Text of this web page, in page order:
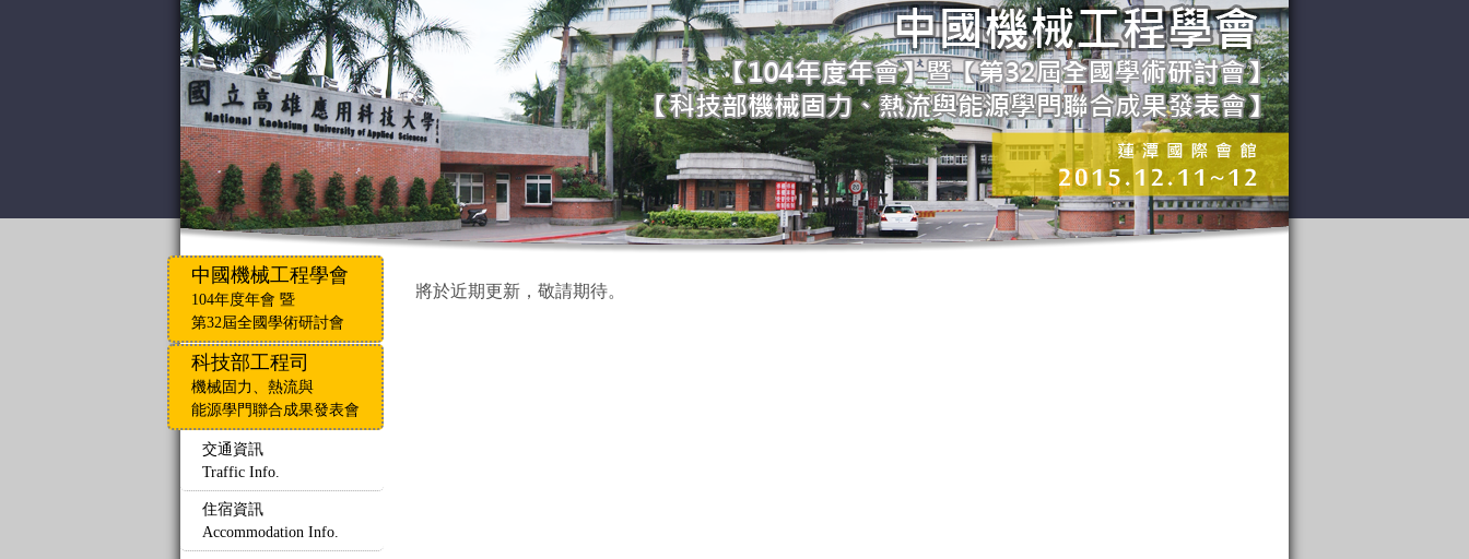
中國機械工程學會
104年度年會 暨
第32屆全國學術研討會
科技部工程司
機械固力、熱流與
能源學門聯合成果發表會
交通資訊
Traffic Info.
住宿資訊
Accommodation Info.
將於近期更新，敬請期待。